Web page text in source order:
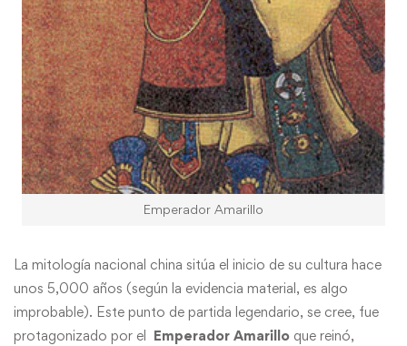
Emperador Amarillo
La mitología nacional china sitúa el inicio de su cultura hace
unos 5,000 años (según la evidencia material, es algo
improbable). Este punto de partida legendario, se cree, fue
protagonizado por el Emperador Amarillo que reinó,